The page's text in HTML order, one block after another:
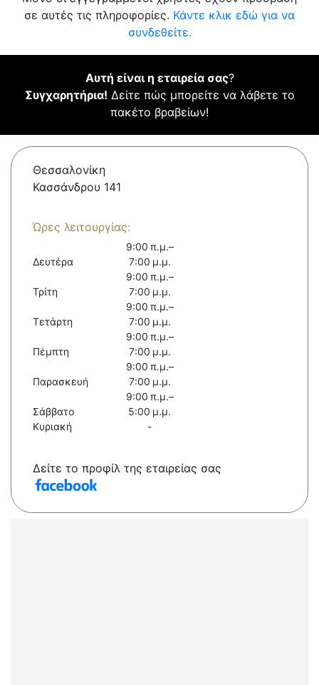
σε αυτές τις πληροφορίες. Κάντε κλικ εδώ για να
συνδεθείτε.
Αυτή είναι η εταιρεία σας?
Συγχαρητήρια! Δείτε πώς μπορείτε να λάβετε το
πακέτο βραβείων!
Θεσσαλονίκη
Κασσάνδρου 141
Ώρες λειτουργίας:
Δευτέρα
9:00 π.μ.–
7:00 μ.μ.
Τρίτη
9:00 π.μ.–
7:00 μ.μ.
Τετάρτη
9:00 π.μ.–
7:00 μ.μ.
Πέμπτη
9:00 π.μ.–
7:00 μ.μ.
Παρασκευή
9:00 π.μ.–
7:00 μ.μ.
Σάββατο
9:00 π.μ.–
5:00 μ.μ.
Κυριακή
-
Δείτε το προφίλ της εταιρείας σας